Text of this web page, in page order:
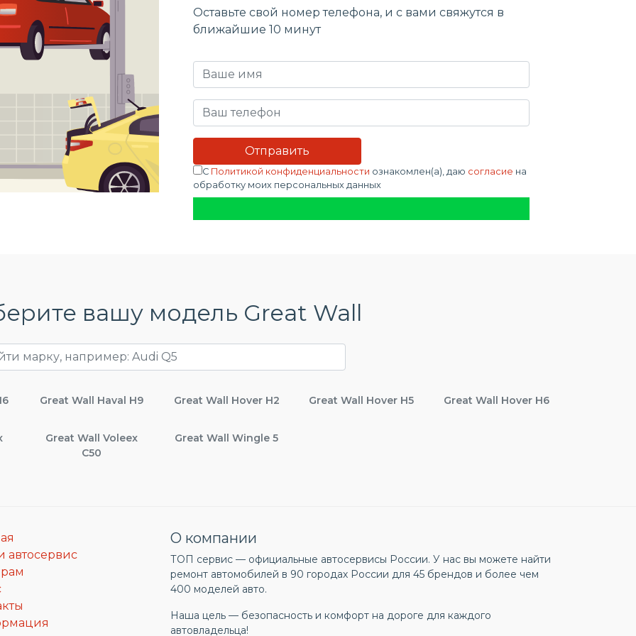
Оставьте свой номер телефона, и c вами свяжутся в
ближайшие 10 минут
С Политикой конфиденциальности ознакомлен(а), даю согласие на
обработку моих персональных данных
вашу модель Great Wall
Great Wall Haval H9 Great Wall Hover H2 Great Wall Hover H5 Great Wall Hover H6
Great Wall Voleex
C50
Great Wall Wingle 5
автосервис
О компании
ТОП сервис — официальные автосервисы России. У нас вы можете найти
ремонт автомобилей в 90 городах России для 45 брендов и более чем
400 моделей авто.
Наша цель — безопасность и комфорт на дороге для каждого
автовладельца!